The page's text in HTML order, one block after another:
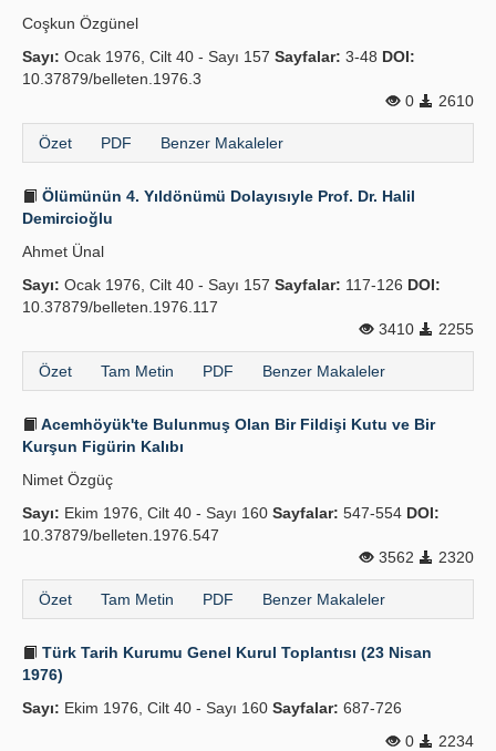
Coşkun Özgünel
Sayı: Ocak 1976, Cilt 40 - Sayı 157 Sayfalar: 3-48 DOI:
10.37879/belleten.1976.3
0
2610
Özet PDF Benzer Makaleler
Ölümünün 4. Yıldönümü Dolayısıyle Prof. Dr. Halil
Demircioğlu
Ahmet Ünal
Sayı: Ocak 1976, Cilt 40 - Sayı 157 Sayfalar: 117-126 DOI:
10.37879/belleten.1976.117
3410
2255
Özet Tam Metin PDF Benzer Makaleler
Acemhöyük'te Bulunmuş Olan Bir Fildişi Kutu ve Bir
Kurşun Figürin Kalıbı
Nimet Özgüç
Sayı: Ekim 1976, Cilt 40 - Sayı 160 Sayfalar: 547-554 DOI:
10.37879/belleten.1976.547
3562
2320
Özet Tam Metin PDF Benzer Makaleler
Türk Tarih Kurumu Genel Kurul Toplantısı (23 Nisan
1976)
Sayı: Ekim 1976, Cilt 40 - Sayı 160 Sayfalar: 687-726
0
2234